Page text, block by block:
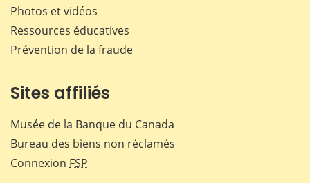
Photos et vidéos
Ressources éducatives
Prévention de la fraude
Sites affiliés
Musée de la Banque du Canada
Bureau des biens non réclamés
Connexion FSP